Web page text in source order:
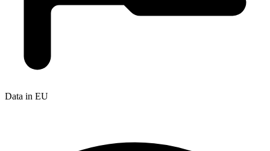
Data in EU